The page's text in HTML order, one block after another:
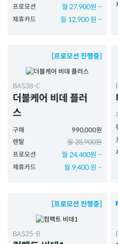
프로모션 월 27,900원 ~
제휴카드 월 12,900 원 ~
[프로모션 진행중]
BAS38-C
더블케어 비데 플러
스
구매
990,000원
렌탈
월 28,900원
프로모션 월 24,400원 ~
제휴카드 월 9,400 원 ~
[프로모션 진행중]
BAS25-B